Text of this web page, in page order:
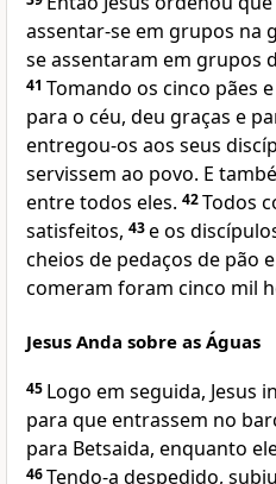
assentar-se em grupos na
se assentaram em grupos
41 Tomando os cinco pães
para o céu, deu graças e
entregou-os aos seus
servissem ao povo. E
entre todos eles. 42Todos
satisfeitos, 43e os
cheios de pedaços de pão
comeram foram cinco mil
Jesus Anda sobre as Águas
45 Logo em seguida, Jesus
para que entrassem no
para Betsaida, enquanto
46Tendo-a despedido,